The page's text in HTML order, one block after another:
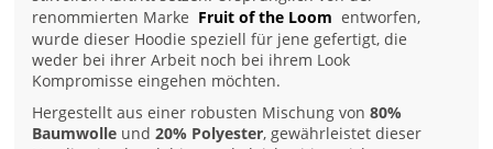
renommierten Marke Fruit of the Loom entworfen,
wurde dieser Hoodie speziell für jene gefertigt, die
weder bei ihrer Arbeit noch bei ihrem Look
Kompromisse eingehen möchten.
Hergestellt aus einer robusten Mischung von80%
Baumwolle und20% Polyester, gewährleistet dieser